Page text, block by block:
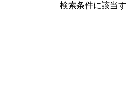
検索条件に該当